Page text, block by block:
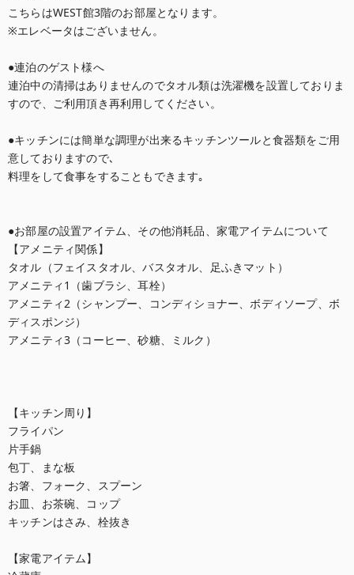
こちらはWEST館3階のお部屋となります。
※エレベータはございません。
●連泊のゲスト様へ
連泊中の清掃はありませんのでタオル類は洗濯機を設置しておりま
すので、ご利用頂き再利用してください。
●キッチンには簡単な調理が出来るキッチンツールと食器類をご用
意しておりますので､
料理をして食事をすることもできます｡
●お部屋の設置アイテム、その他消耗品、家電アイテムについて
【アメニティ関係】
タオル（フェイスタオル、バスタオル、足ふきマット）
アメニティ1（歯ブラシ、耳栓）
アメニティ2（シャンプー、コンディショナー、ボディソープ、ボ
ディスポンジ）
アメニティ3（コーヒー、砂糖、ミルク）
【キッチン周り】
フライパン
片手鍋
包丁、まな板
お箸、フォーク、スプーン
お皿、お茶碗、コップ
キッチンはさみ、栓抜き
【家電アイテム】